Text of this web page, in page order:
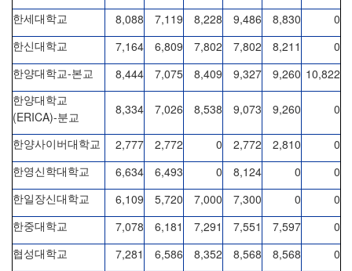
한세대학교 8,088 7,119 8,228 9,486 8,830 0
한신대학교 7,164 6,809 7,802 7,802 8,211 0
한양대학교-본교 8,444 7,075 8,409 9,327 9,260 10,822
한양대학교
(ERICA)-분교
8,334 7,026 8,538 9,073 9,260 0
한양사이버대학교 2,777 2,772 0 2,772 2,810 0
한영신학대학교 6,634 6,493 0 8,124 0 0
한일장신대학교 6,109 5,720 7,000 7,300 0 0
한중대학교 7,078 6,181 7,291 7,551 7,597 0
협성대학교 7,281 6,586 8,352 8,568 8,568 0